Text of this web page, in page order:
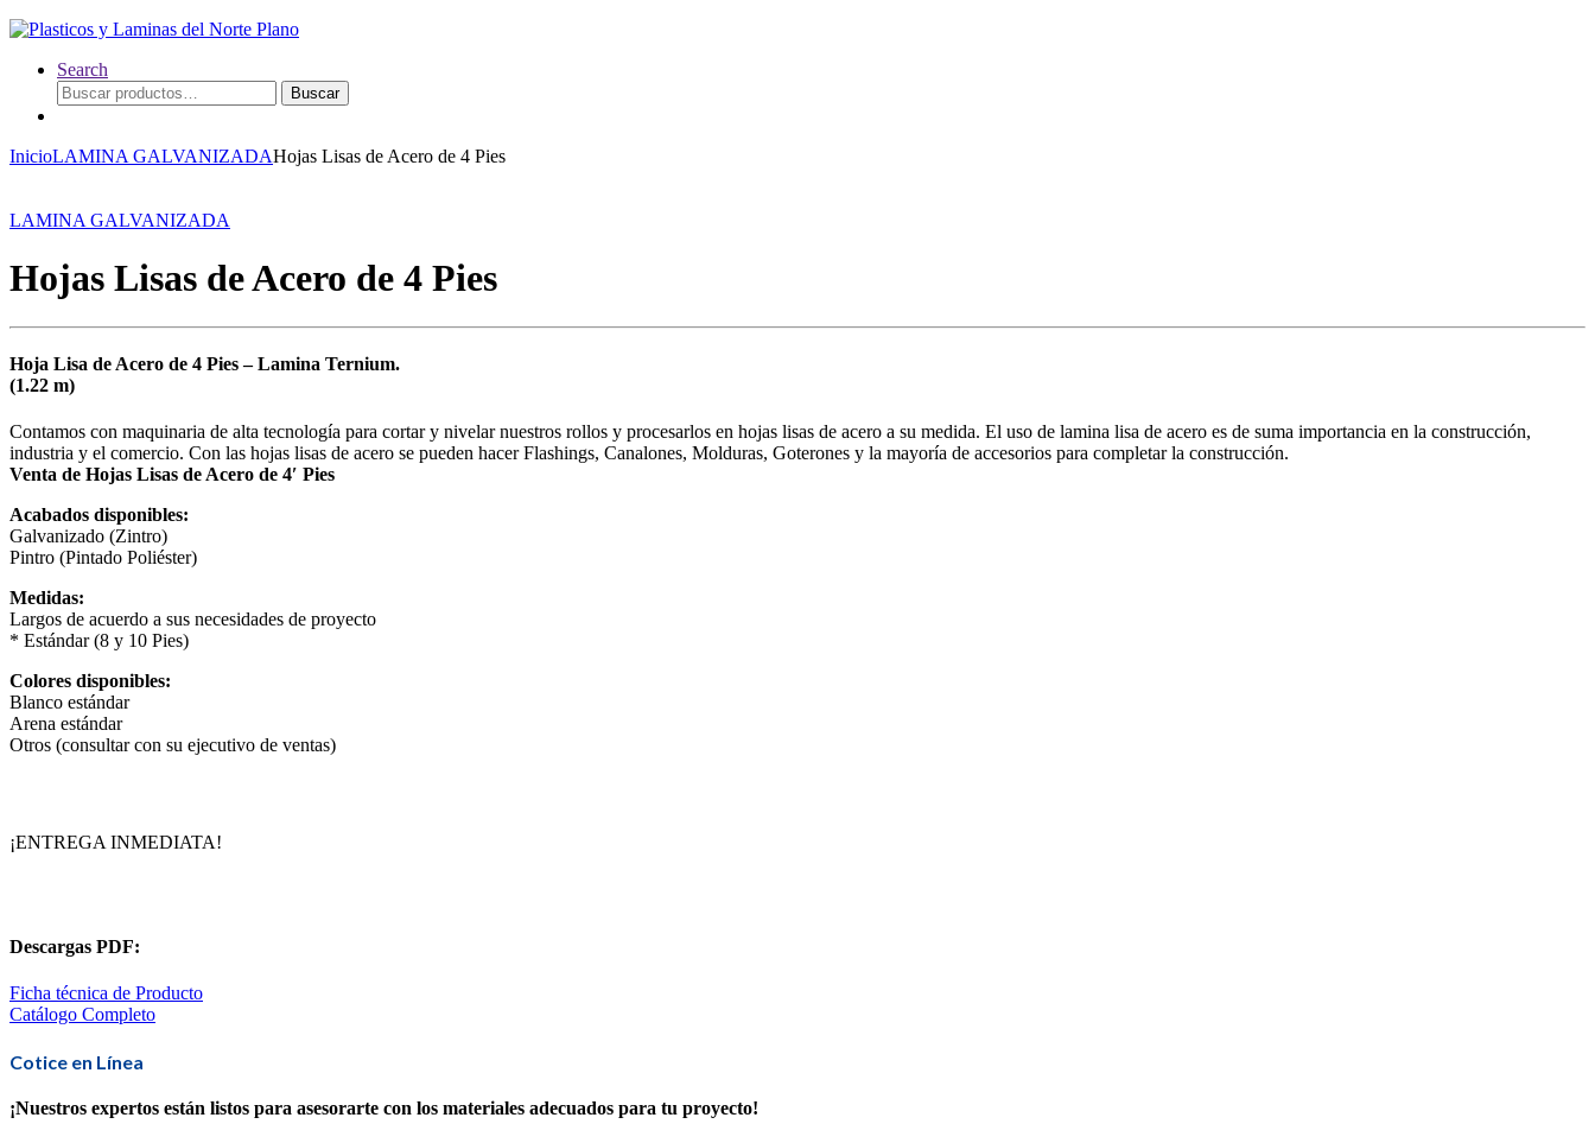
Search
Buscar
por:
Buscar
InicioLAMINA GALVANIZADAHojas Lisas de Acero de 4 Pies
LAMINA GALVANIZADA
Hojas Lisas de Acero de 4 Pies
Hoja Lisa de Acero de 4 Pies – Lamina Ternium.
(1.22 m)
Contamos con maquinaria de alta tecnología para cortar y nivelar nuestros rollos y procesarlos en hojas lisas de acero a su medida. El uso de lamina lisa de acero es de suma importancia en la construcción,
industria y el comercio. Con las hojas lisas de acero se pueden hacer Flashings, Canalones, Molduras, Goterones y la mayoría de accesorios para completar la construcción.
Venta de Hojas Lisas de Acero de 4′ Pies
Acabados disponibles:
Galvanizado (Zintro)
Pintro (Pintado Poliéster)
Medidas:
Largos de acuerdo a sus necesidades de proyecto
* Estándar (8 y 10 Pies)
Colores disponibles:
Blanco estándar
Arena estándar
Otros (consultar con su ejecutivo de ventas)
¡ENTREGA INMEDIATA!
Descargas PDF:
Ficha técnica de Producto
Catálogo Completo
Cotice en Línea
¡Nuestros expertos están listos para asesorarte con los materiales adecuados para tu proyecto!